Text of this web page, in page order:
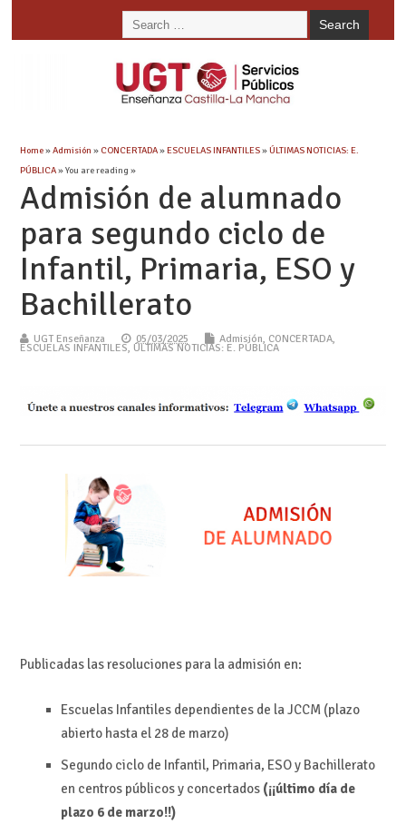
Home»Admisión » CONCERTADA»ESCUELAS INFANTILES»ÚLTIMAS NOTICIAS: E.
PÚBLICA» You are reading »
Admisión de alumnado
para segundo ciclo de
Infantil, Primaria, ESO y
Bachillerato
UGT Enseñanza 05/03/2025 Admisión, CONCERTADA,
ESCUELAS INFANTILES, ÚLTIMAS NOTICIAS: E. PÚBLICA
Publicadas las resoluciones para la admisión en:
Escuelas Infantiles dependientes de la JCCM (plazo
abierto hasta el 28 de marzo)
Segundo ciclo de Infantil, Primaria, ESO y Bachillerato
en centros públicos y concertados(¡¡último día de
plazo 6 de marzo!!)